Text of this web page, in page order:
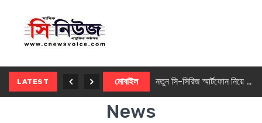
LATEST মোবাইল নতুন সি-সিরিজ স্মার্টফোন নিয়ে আসছে রিয়েলমি
News